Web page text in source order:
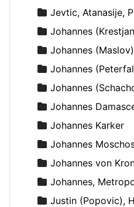
Jevtic, Atanasije,
Johannes
Johannes
Johannes
Johannes
Johannes
Johannes Karker
Johannes
Johannes von
Johannes, Metropolit
Justin (Popovic),